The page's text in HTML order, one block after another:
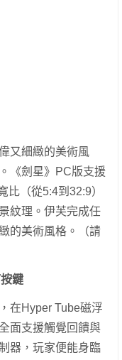
又細緻的美術風
《劍星》PC版支援
比（從5:4到32:9）
紋理。伊芙完成任
的美術風格。（請
鍵
在Hyper Tube磁浮
面支援觸覺回饋與
器，玩家便能身臨